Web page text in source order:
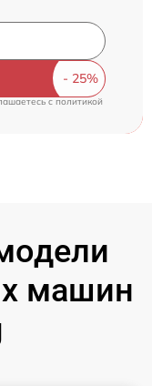
cполитикой
машин